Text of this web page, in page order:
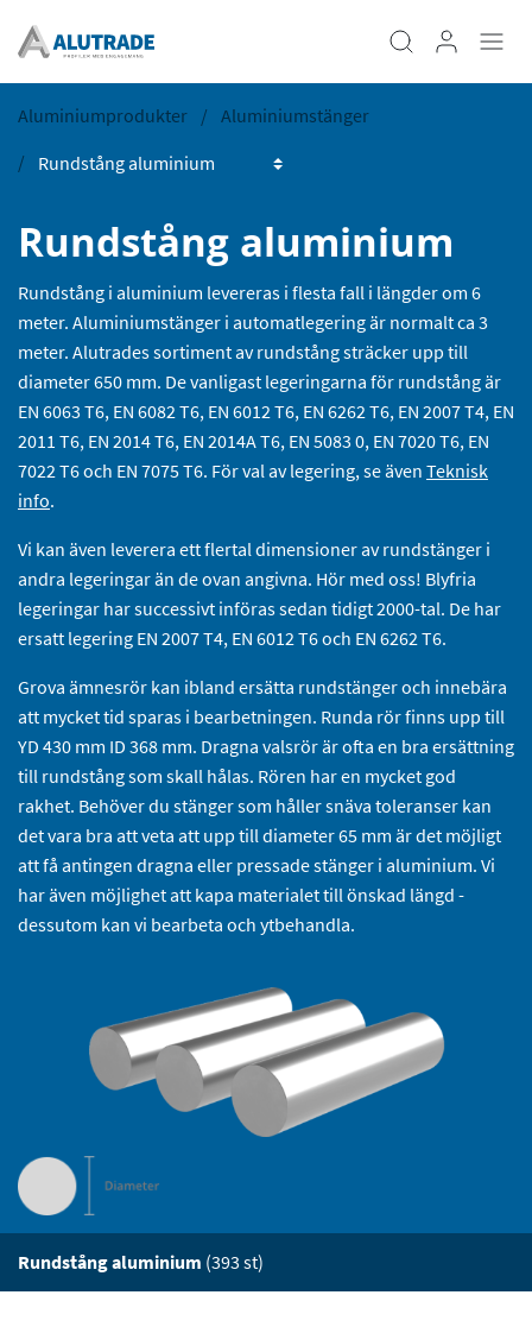
Aluminiumprodukter Aluminiumstänger
Rundstång aluminium
Rundstång i aluminium levereras i flesta fall i längder om 6
meter. Aluminiumstänger i automatlegering är normalt ca 3
meter. Alutrades sortiment av rundstång sträcker upp till
diameter 650 mm. De vanligast legeringarna för rundstång är
EN 6063 T6, EN 6082 T6, EN 6012 T6, EN 6262 T6, EN 2007 T4, EN
2011 T6, EN 2014 T6, EN 2014A T6, EN 5083 0, EN 7020 T6, EN
7022 T6 och EN 7075 T6. För val av legering, se även Teknisk
info.
Vi kan även leverera ett flertal dimensioner av rundstänger i
andra legeringar än de ovan angivna. Hör med oss! Blyfria
legeringar har successivt införas sedan tidigt 2000-tal. De har
ersatt legering EN 2007 T4, EN 6012 T6 och EN 6262 T6.
Grova ämnesrör kan ibland ersätta rundstänger och innebära
att mycket tid sparas i bearbetningen. Runda rör finns upp till
YD 430 mm ID 368 mm. Dragna valsrör är ofta en bra ersättning
till rundstång som skall hålas. Rören har en mycket god
rakhet. Behöver du stänger som håller snäva toleranser kan
det vara bra att veta att upp till diameter 65 mm är det möjligt
att få antingen dragna eller pressade stänger i aluminium. Vi
har även möjlighet att kapa materialet till önskad längd -
dessutom kan vi bearbeta och ytbehandla.
Rundstång aluminium (393 st)